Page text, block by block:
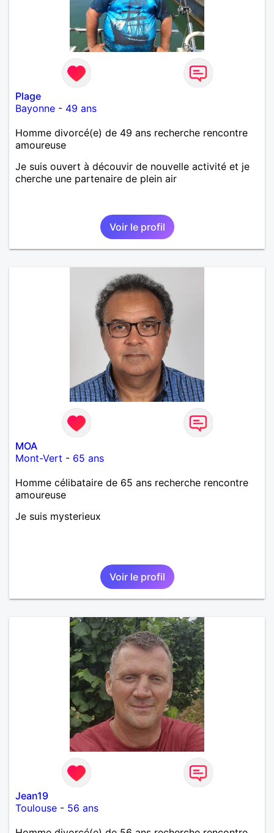
Plage
Bayonne - 49 ans
Homme divorcé(e) de 49 ans recherche rencontre
amoureuse
Je suis ouvert à découvir de nouvelle activité et je
cherche une partenaire de plein air
Voir le profil
MOA
Mont-Vert - 65 ans
Homme célibataire de 65 ans recherche rencontre
amoureuse
Je suis mysterieux
Voir le profil
Jean19
Toulouse - 56 ans